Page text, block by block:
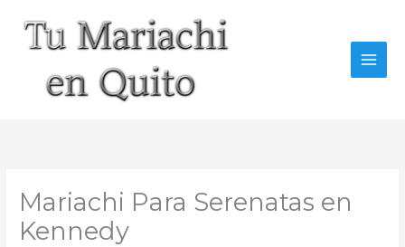
contenido
Mariachi Para Serenatas en
Kennedy